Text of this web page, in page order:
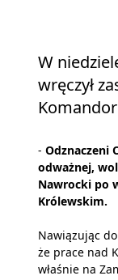
W
wręczył
- Odznaczeni
odważnej,
Nawrocki po
Królewskim.
Nawiązując
że prace nad
właśnie na